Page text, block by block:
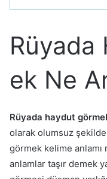
Rüyada
ek Ne
Rüyada haydut
olarak olumsuz
görmek kelime
anlamlar taşır demek